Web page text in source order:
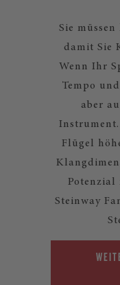
Sie
damit Sie
Wenn Ihr
Tempo
aber
Flügel
Steinway